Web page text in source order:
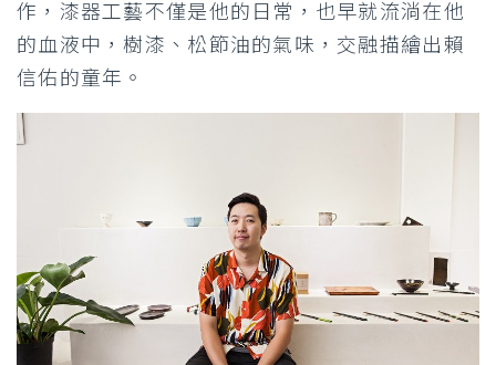
作，漆器工藝不僅是他的日常，也早就流淌在他
的血液中，樹漆、松節油的氣味，交融描繪出賴
信佑的童年。